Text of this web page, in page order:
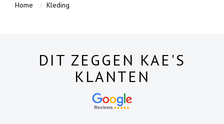
Home Kleding
DIT ZEGGEN KAE'S
KLANTEN